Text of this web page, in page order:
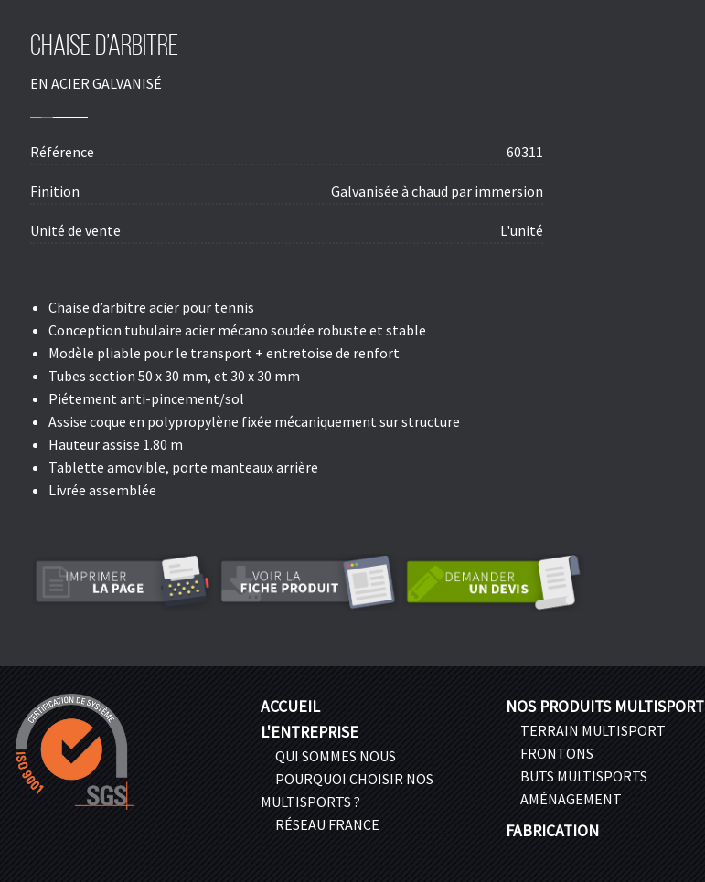
Chaise d’arbitre
EN ACIER GALVANISÉ
Référence 60311
Finition Galvanisée à chaud par immersion
Unité de vente L'unité
Chaise d’arbitre acier pour tennis
Conception tubulaire acier mécano soudée robuste et stable
Modèle pliable pour le transport + entretoise de renfort
Tubes section 50 x 30 mm, et 30 x 30 mm
Piétement anti-pincement/sol
Assise coque en polypropylène fixée mécaniquement sur structure
Hauteur assise 1.80 m
Tablette amovible, porte manteaux arrière
Livrée assemblée
ACCUEIL
L'ENTREPRISE
QUI SOMMES NOUS
POURQUOI CHOISIR NOS
MULTISPORTS ?
RÉSEAU FRANCE
NOS PRODUITS MULTISPORT
TERRAIN MULTISPORT
FRONTONS
BUTS MULTISPORTS
AMÉNAGEMENT
FABRICATION